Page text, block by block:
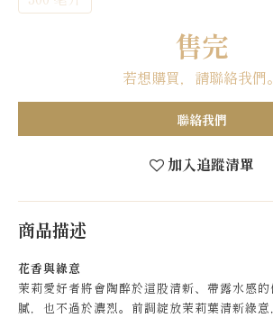
售完
若想購買，請聯絡我們。
聯絡我們
加入追蹤清單
商品描述
花香與綠意
茉莉愛好者將會陶醉於這股清新、帶露水感
膩，也不過於濃烈。前調綻放茉莉葉清新綠